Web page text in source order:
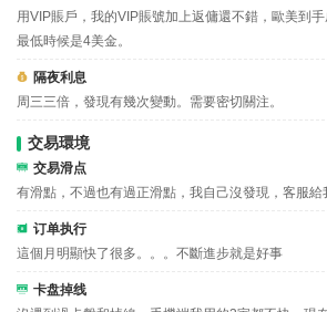
用VIP賬戶，我的VIP賬號加上返傭還不錯，歐美到
最低時候是4美金。
隔夜利息
周三三倍，發現有幾次變動。需要密切關注。
交易環境
交易滑点
有滑點，不過也有過正滑點，我自己沒發現，客服給
订单执行
這個月明顯快了很多。。。不斷進步就是好事
卡盘掉线